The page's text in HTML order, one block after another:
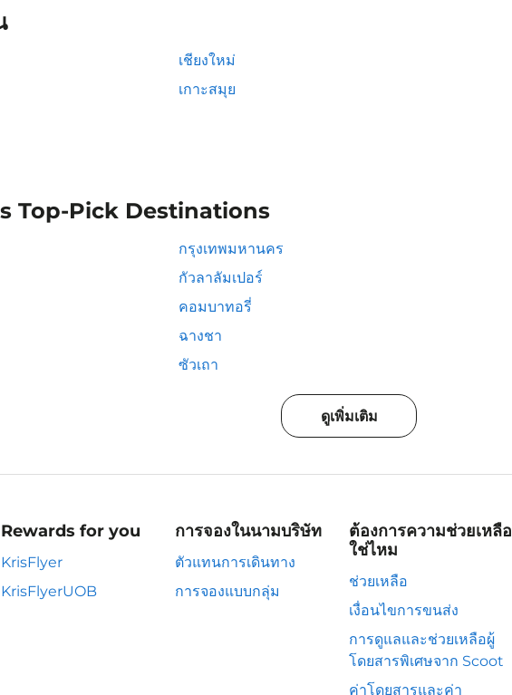
เชียงใหม่
เกาะสมุย
Top-Pick Destinations
กรุงเทพมหานคร
กัวลาลัมเปอร์
คอมบาทอรี่
ฉางชา
ซัวเถา
ดูเพิ่มเติม
Rewards for you
KrisFlyer
KrisFlyerUOB
การจองในนามบริษัท
ตัวแทนการเดินทาง
การจองแบบกลุ่ม
ต้องการความช่วยเหลือ
ใช่ไหม
ช่วยเหลือ
เงื่อนไขการขนส่ง
การดูแลและช่วยเหลือผู้
โดยสารพิเศษจาก Scoot
ค่าโดยสารและค่า